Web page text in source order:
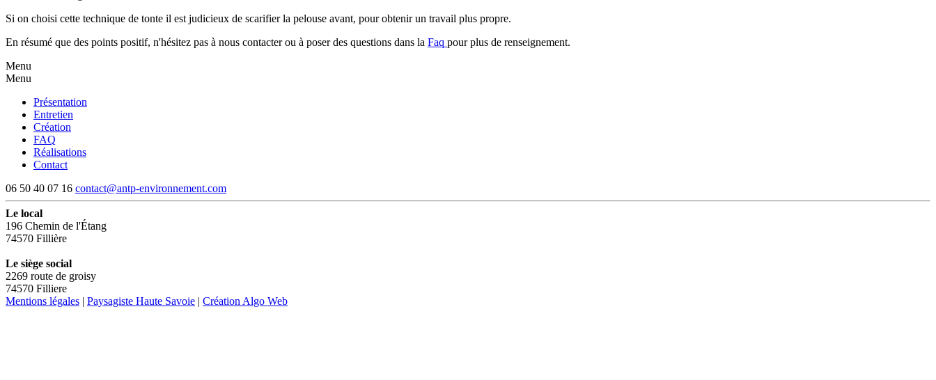
Si on choisi cette technique de tonte il est judicieux de scarifier la pelouse avant, pour obtenir un travail plus propre.
En résumé que des points positif, n'hésitez pas à nous contacter ou à poser des questions dans la Faq pour plus de renseignement.
Menu
Menu
Présentation
Entretien
Création
FAQ
Réalisations
Contact
06 50 40 07 16 contact@antp-environnement.com
Le local
196 Chemin de l'Étang
74570 Fillière
Le siège social
2269 route de groisy
74570 Filliere
Mentions légales | Paysagiste Haute Savoie | Création Algo Web